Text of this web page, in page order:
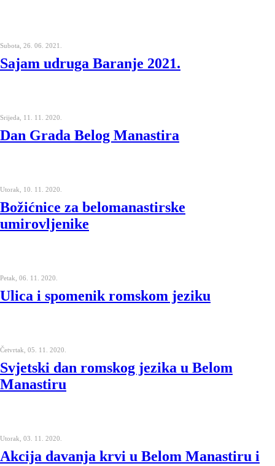
Subota, 26. 06. 2021.
Sajam udruga Baranje 2021.
Srijeda, 11. 11. 2020.
Dan Grada Belog Manastira
Utorak, 10. 11. 2020.
Božićnice za belomanastirske
umirovljenike
Petak, 06. 11. 2020.
Ulica i spomenik romskom jeziku
Četvrtak, 05. 11. 2020.
Svjetski dan romskog jezika u Belom
Manastiru
Utorak, 03. 11. 2020.
Akcija davanja krvi u Belom Manastiru i